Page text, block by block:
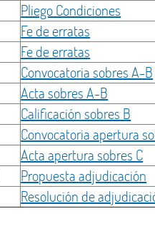
Pliego Condiciones
Fe de erratas
Fe de erratas
Convocatoria sobres A-B
Acta sobres A-B
Calificación sobres B
Convocatoria apertura
Acta apertura sobres C
Propuesta adjudicación
Resolución de